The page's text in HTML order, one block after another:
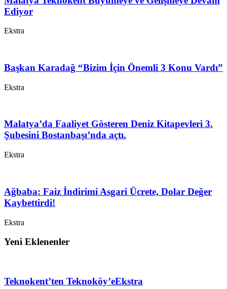
Ediyor
Ekstra
Başkan Karadağ “Bizim İçin Önemli 3 Konu Vardı”
Ekstra
Malatya’da Faaliyet Gösteren Deniz Kitapevleri 3.
Şubesini Bostanbaşı’nda açtı.
Ekstra
Ağbaba: Faiz İndirimi Asgari Ücrete, Dolar Değer
Kaybettirdi!
Ekstra
Yeni Eklenenler
Teknokent’ten Teknoköy’eEkstra